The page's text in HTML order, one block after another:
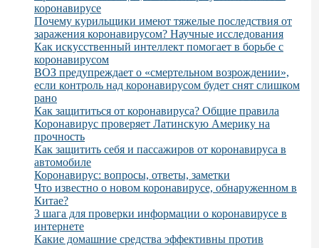
коронавирусе
Почему курильщики имеют тяжелые последствия от
заражения коронавирусом? Научные исследования
Как искусственный интеллект помогает в борьбе с
коронавирусом
ВОЗ предупреждает о «смертельном возрождении»,
если контроль над коронавирусом будет снят слишком
рано
Как защититься от коронавируса? Общие правила
Коронавирус проверяет Латинскую Америку на
прочность
Как защитить себя и пассажиров от коронавируса в
автомобиле
Коронавирус: вопросы, ответы, заметки
Что известно о новом коронавирусе, обнаруженном в
Китае?
3 шага для проверки информации о коронавирусе в
интернете
Какие домашние средства эффективны против